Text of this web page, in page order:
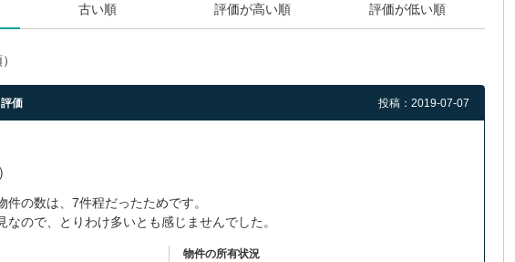
古い順 評価が高い順 評価が低い順
価 投稿：2019-07-07
件の数は、7件程だったためです。
なので、とりわけ多いとも感じませんでした。
物件の所有状況